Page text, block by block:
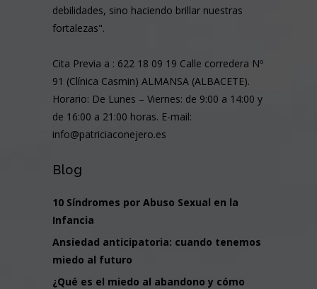
debilidades, sino haciendo brillar nuestras
fortalezas".
Cita Previa a : 622 18 09 19 Calle corredera Nº
91 (Clínica Casmin) ALMANSA (ALBACETE).
Horario: De Lunes – Viernes: de 9:00 a 14:00 y
de 16:00 a 21:00 horas. E-mail:
info@patriciaconejero.es
Blog
10 Síndromes por Abuso Sexual en la
Infancia
Ansiedad anticipatoria: cuando tenemos
miedo al futuro
¿Qué es el miedo al abandono y cómo